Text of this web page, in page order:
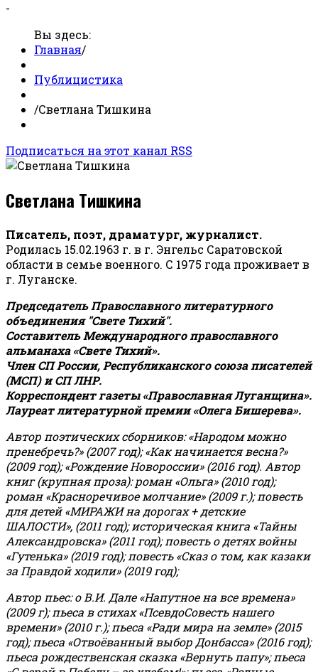
-
Вы здесь:
Главная/
Публицистика
/Светлана Тишкина
Подписаться на этот канал RSS
Светлана Тишкина
Писатель, поэт, драматург, журналист.
Родилась 15.02.1963 г. в г. Энгельс Саратовской
области в семье военного. С 1975 года проживает в
г. Луганске.
Председатель Православного литературного
объединения "Свете Тихий".
Составитель Международного православного
альманаха «Свете Тихий».
Член СП России, Республиканского союза писателей
(МСП) и СП ЛНР.
Корреспондент газеты «Православная Луганщина».
Лауреат литературной премии «Олега Бишерева».
Автор поэтических сборников: «Народом можно
пренебречь?» (2007 год); «Как начинается весна?»
(2009 год); «Рождение Новороссии» (2016 год). Автор
книг (крупная проза): роман «Ольга» (2010 год);
роман «Красноречивое молчание» (2009 г.); повесть
для детей «МИРАЖИ на дорогах + детские
ШАЛОСТИ», (2011 год); историческая книга «Тайны
Александровска» (2011 год); повесть о детях войны
«Гутенька» (2019 год); повесть «Сказ о том, как казаки
за Правдой ходили» (2019 год);
Автор пьес: о В.И. Дале «Напутное на все времена»
(2009 г); пьеса в стихах «ПсевдоСовесть нашего
времени» (2010 г.); пьеса «Ради мира на земле» (2015
год); пьеса «Отвоёванный выбор Донбасса» (2016 год);
пьеса рождественская сказка «Вернуть папу»; пьеса